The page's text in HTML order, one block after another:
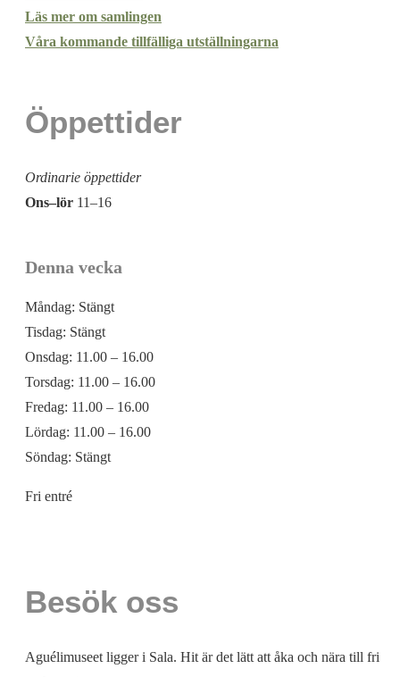
Läs mer om samlingen
Våra kommande tillfälliga utställningarna
Öppettider
Ordinarie öppettider
Ons–lör 11–16
Denna vecka
Måndag: Stängt
Tisdag: Stängt
Onsdag: 11.00 – 16.00
Torsdag: 11.00 – 16.00
Fredag: 11.00 – 16.00
Lördag: 11.00 – 16.00
Söndag: Stängt
Fri entré
Besök oss
Aguélimuseet ligger i Sala. Hit är det lätt att åka och nära till fri